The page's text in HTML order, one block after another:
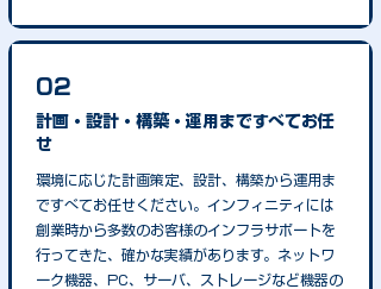
02
計画・設計・構築・運用まですべてお任
せ
環境に応じた計画策定、設計、構築から運用ま
ですべてお任せください。インフィニティには
創業時から多数のお客様のインフラサポートを
行ってきた、確かな実績があります。ネットワ
ーク機器、PC、サーバ、ストレージなど機器の